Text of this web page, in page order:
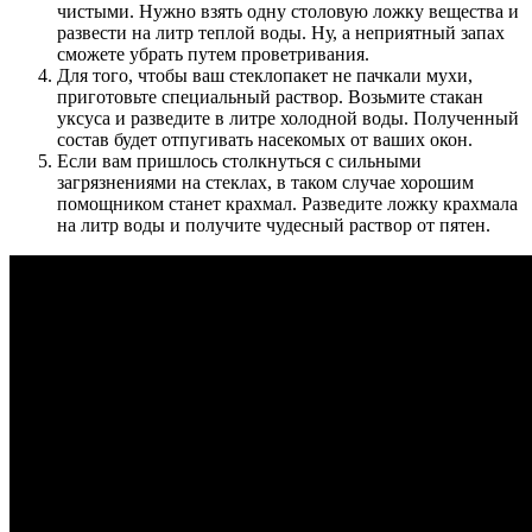
чистыми. Нужно взять одну столовую ложку вещества и
развести на литр теплой воды. Ну, а неприятный запах
сможете убрать путем проветривания.
Для того, чтобы ваш стеклопакет не пачкали мухи,
приготовьте специальный раствор. Возьмите стакан
уксуса и разведите в литре холодной воды. Полученный
состав будет отпугивать насекомых от ваших окон.
Если вам пришлось столкнуться с сильными
загрязнениями на стеклах, в таком случае хорошим
помощником станет крахмал. Разведите ложку крахмала
на литр воды и получите чудесный раствор от пятен.